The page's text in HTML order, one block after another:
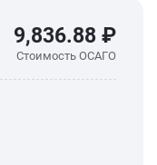
9,836.88 ₽
Стоимость ОСАГО